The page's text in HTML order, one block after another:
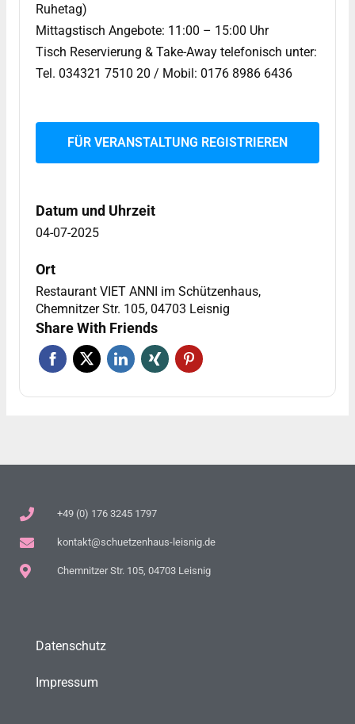
Ruhetag)
Mittagstisch Angebote: 11:00 – 15:00 Uhr
Tisch Reservierung & Take-Away telefonisch unter:
Tel. 034321 7510 20 / Mobil: 0176 8986 6436
FÜR VERANSTALTUNG REGISTRIEREN
Datum und Uhrzeit
04-07-2025
Ort
Restaurant VIET ANNI im Schützenhaus,
Chemnitzer Str. 105, 04703 Leisnig
Share With Friends
+49 (0) 176 3245 1797
kontakt@schuetzenhaus-leisnig.de
Chemnitzer Str. 105, 04703 Leisnig
Datenschutz
Impressum